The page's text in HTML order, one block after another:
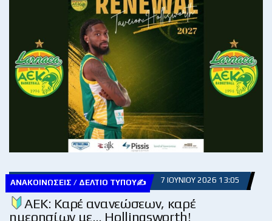
ΑΝΑΚΟΙΝΏΣΕΙΣ / ΔΕΛΤΊΟ ΤΎΠΟΥ✍ 7 ΙΟΥΝΊΟΥ 2026 13:05
ΑΕΚ: Καρέ ανανεώσεων, καρέ
ημερησίων με… Hollingsworth!